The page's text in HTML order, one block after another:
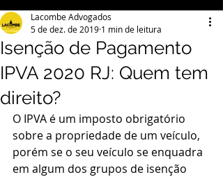
Isenção de Pagamento
IPVA 2020 RJ: Quem tem
direito?
Lacombe Advogados
5 de dez. de 2019 1 min de leitura
O IPVA é um imposto obrigatório
sobre a propriedade de um veículo,
porém se o seu veículo se enquadra
em algum dos grupos de isenção